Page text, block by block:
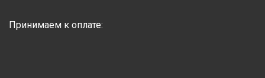
Принимаем к оплате: